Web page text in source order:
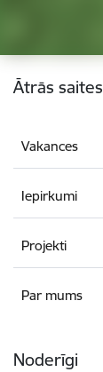
Kājene
Ātrās saites
Vakances
Iepirkumi
Projekti
Par mums
Noderīgi